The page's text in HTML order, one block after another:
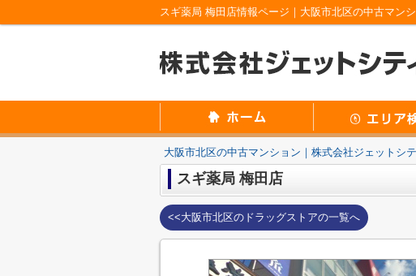
スギ薬局 梅田店情報ページ｜大阪市北区の中古マン
大阪市北区の中古マンション｜株式会社ジェットシ
スギ薬局 梅田店
<<大阪市北区のドラッグストアの一覧へ